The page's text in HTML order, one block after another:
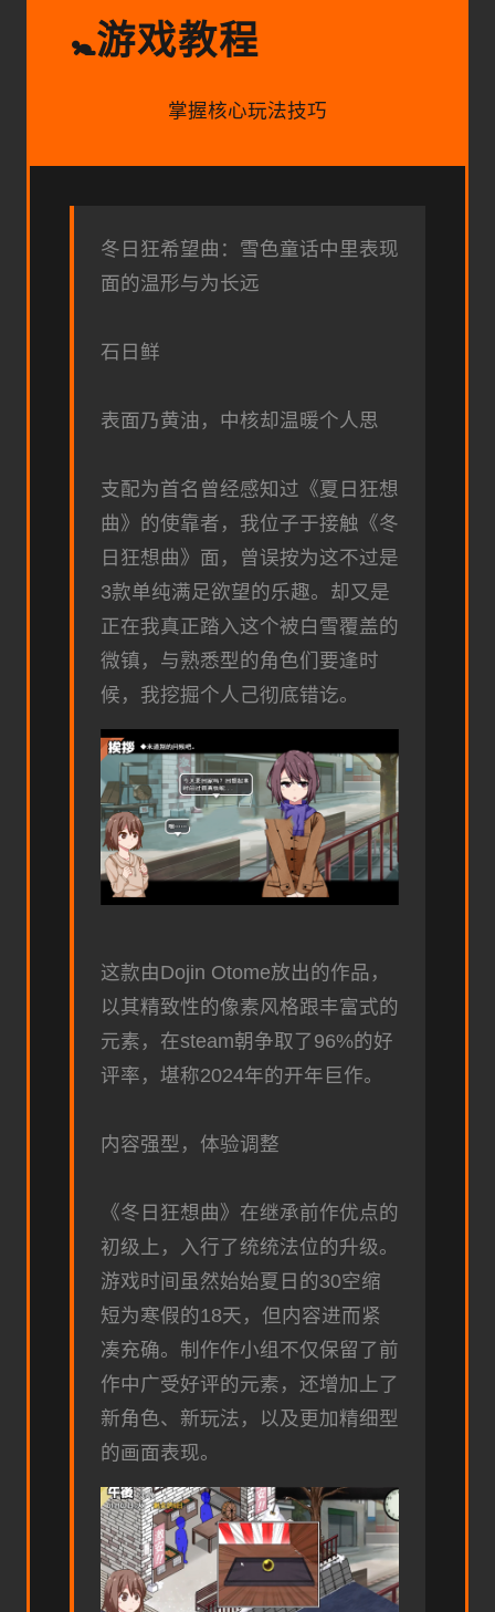
🚼游戏教程
掌握核心玩法技巧
冬日狂希望曲：雪色童话中里表现
面的温形与为长远
石日鲜
表面乃黄油，中核却温暖个人思
支配为首名曾经感知过《夏日狂想
曲》的使靠者，我位子于接触《冬
日狂想曲》面，曾误按为这不过是
3款​​单纯满足欲望的乐趣​​。却又是
正在我真正踏入这个被白雪覆盖的
微镇，与熟悉型的角色们要逢时
候，我挖掘个人己彻底错讫。
这款由Dojin Otome放出的作品，
以其精致性的像素风格跟丰富式的
元素，在steam朝争取了​​96%的好
评率​​，堪称2024年的开年巨作。
内容强型，体验调整
《冬日狂想曲》在继承前作优点的
初级上，入行了统统法位的升级。
游戏时间虽然始始夏日的30空缩
短为寒假的18天，但内容进而紧
凑充确。制作作小组不仅保留了前
作中广受好评的元素，还增加上了​​
新角色、新玩法​​，以及更加精细型
的画面表现。